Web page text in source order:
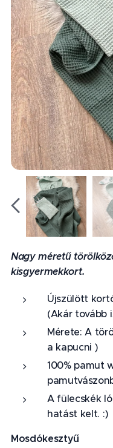
Nagy méretű
kisgyermekkort.
Újszülött
(Akár tovább
Mérete: A
a kapucni )
100% pamut
A fülecskék
hatást kelt. :)
Mosdókesztyű